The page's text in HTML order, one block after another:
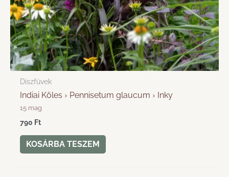
Díszfüvek
Indiai Köles › Pennisetum glaucum › Inky
15 mag
790 Ft
KOSÁRBA TESZEM